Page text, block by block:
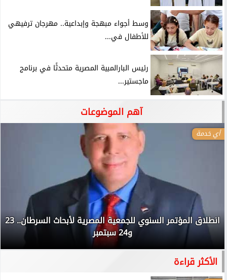
وسط أجواء مبهجة وإبداعية.. مهرجان ترفيهي
للأطفال في...
رئيس البارالمبية المصرية متحدثًا في برنامج
ماجستير...
آهم الموضوعات
أي خدمة
انطلاق المؤتمر السنوي للجمعية المصرية لأبحاث السرطان.. 23
و24 سبتمبر
الأكثر قراءة